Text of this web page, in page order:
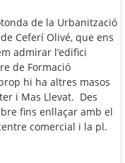
de la Urbanització
Ceferí Olivé, que ens
admirar l’edifici
de Formació
hi ha altres masos
i Mas Llevat. Des
fins enllaçar amb el
comercial i la pl.